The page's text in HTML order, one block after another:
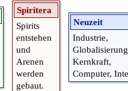
Spiritera
Spirits
entstehen
und
Arenen
werden
gebaut.
Neuzeit
Industrie,
Kernkraft,
Computer,